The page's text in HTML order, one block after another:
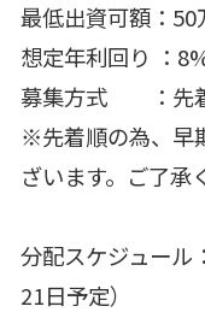
最低出資可額：50
想定年利回り ：
募集方式 ：先
※先着順の為、早
ざいます。ご了承
分配スケジュール
21日予定）